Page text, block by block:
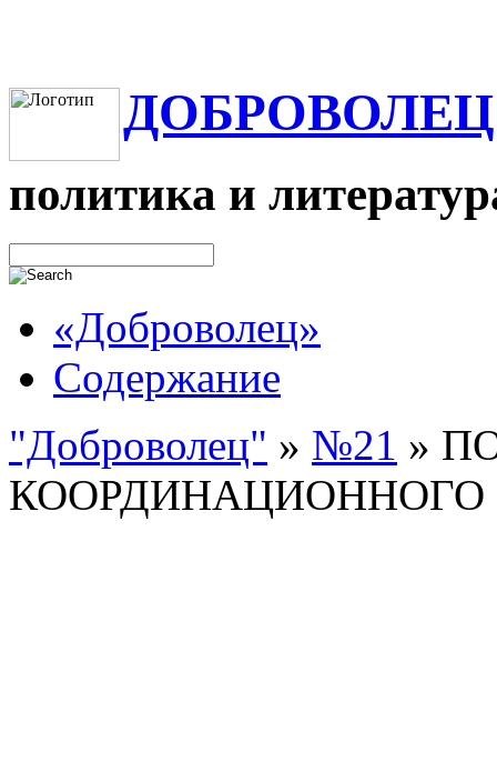
ДОБРОВОЛЕЦ
политика и
«Доброволец»
Содержание
"Доброволец" » №21 »
КООРДИНАЦИОННОГО